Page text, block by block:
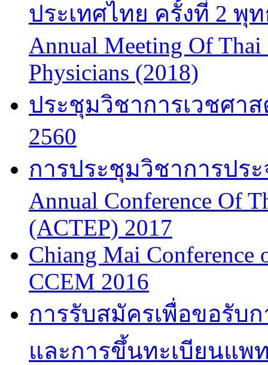
ประเทศไทย ครั้งที่ 2 พุท
Annual Meeting Of
Physicians (2018)
ประชุมวิชาการเวชศา
2560
การประชุมวิชาการปร
Annual Conference Of
(ACTEP) 2017
Chiang Mai Conference
CCEM 2016
การรับสมัครเพื่อขอรับ
และการขึ้นทะเบียนแพ